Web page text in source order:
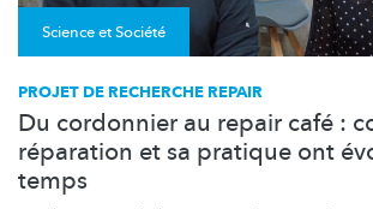
Science et Société
PROJET DE RECHERCHE REPAIR
Du cordonnier au repair café :
réparation et sa pratique ont
temps